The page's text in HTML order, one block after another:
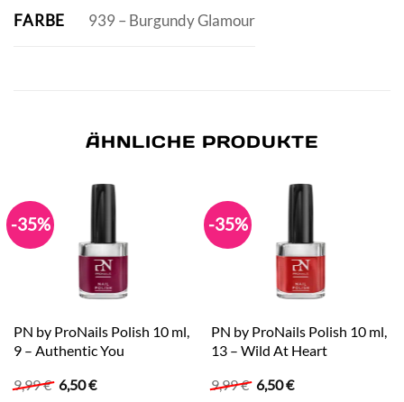
FARBE 939 – Burgundy Glamour
ÄHNLICHE PRODUKTE
-35%
PN by ProNails Polish 10 ml,
9 – Authentic You
9,99€ Ursprünglicher
Preis
6,50€Aktueller
-35%
PN by ProNails Polish 10 ml,
13 – Wild At Heart
9,99€ Ursprünglicher
Preis
6,50€Aktueller